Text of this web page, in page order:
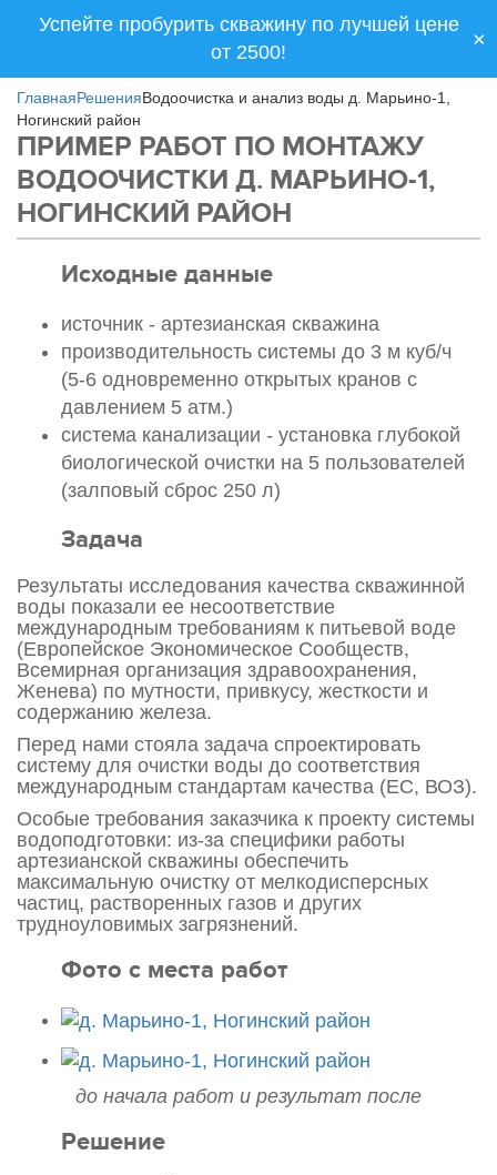
Успейте пробурить скважину по лучшей цене
от 2500!
×
ГлавнаяРешенияВодоочистка и анализ воды д. Марьино-1,
Ногинский район
ПРИМЕР РАБОТ ПО МОНТАЖУ
ВОДООЧИСТКИ Д. МАРЬИНО-1,
НОГИНСКИЙ РАЙОН
Исходные данные
источник - артезианская скважина
производительность системы до 3 м куб/ч
(5-6 одновременно открытых кранов с
давлением 5 атм.)
система канализации - установка глубокой
биологической очистки на 5 пользователей
(залповый сброс 250 л)
Задача
Результаты исследования качества скважинной
воды показали ее несоответствие
международным требованиям к питьевой воде
(Европейское Экономическое Сообществ,
Всемирная организация здравоохранения,
Женева) по мутности, привкусу, жесткости и
содержанию железа.
Перед нами стояла задача спроектировать
систему для очистки воды до соответствия
международным стандартам качества (ЕС, ВОЗ).
Особые требования заказчика к проекту системы
водоподготовки: из-за специфики работы
артезианской скважины обеспечить
максимальную очистку от мелкодисперсных
частиц, растворенных газов и других
трудноуловимых загрязнений.
Фото с места работ
до начала работ и результат после
Решение